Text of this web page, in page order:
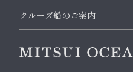
クルーズ船のご案内